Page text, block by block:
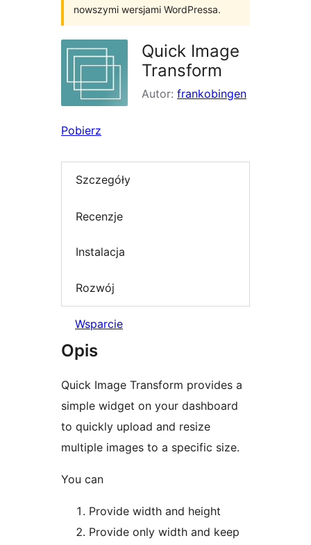
nowszymi wersjami WordPressa.
Quick Image
Transform
Autor: frankobingen
Pobierz
Szczegóły
Recenzje
Instalacja
Rozwój
Wsparcie
Opis
Quick Image Transform provides a
simple widget on your dashboard
to quickly upload and resize
multiple images to a specific size.
You can
Provide width and height
Provide only width and keep